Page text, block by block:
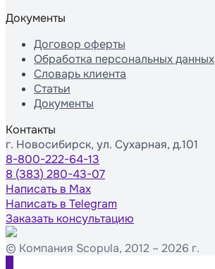
Документы
Договор оферты
Обработка персональных данных
Словарь клиента
Статьи
Документы
Контакты
г. Новосибирск, ул. Сухарная, д.101
8-800-222-64-13
8 (383) 280-43-07
Написать в Max
Написать в Telegram
Заказать консультацию
© Компания Scopula, 2012 – 2026 г.